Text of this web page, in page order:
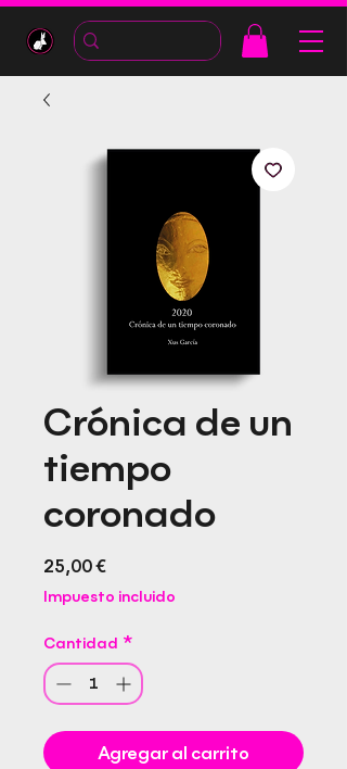
Crónica de un
tiempo
coronado
25,00 €Precio
Impuesto incluido
Cantidad *
Agregar al carrito